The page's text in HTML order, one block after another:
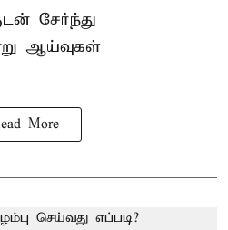
சேர்ந்து
ஆய்வுகள்
More